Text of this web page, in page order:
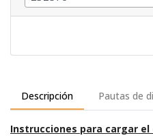
Descripción Pautas de
Instrucciones para cargar el